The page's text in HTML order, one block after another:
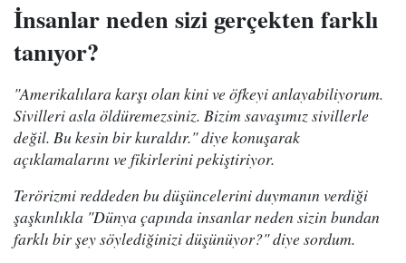
İnsanlar neden sizi gerçekten farklı
tanıyor?
"Amerikalılara karşı olan kini ve öfkeyi anlayabiliyorum.
Sivilleri asla öldüremezsiniz. Bizim savaşımız sivillerle
değil. Bu kesin bir kuraldır." diye konuşarak
açıklamalarını ve fikirlerini pekiştiriyor.
Terörizmi reddeden bu düşüncelerini duymanın verdiği
şaşkınlıkla "Dünya çapında insanlar neden sizin bundan
farklı bir şey söylediğinizi düşünüyor?" diye sordum.